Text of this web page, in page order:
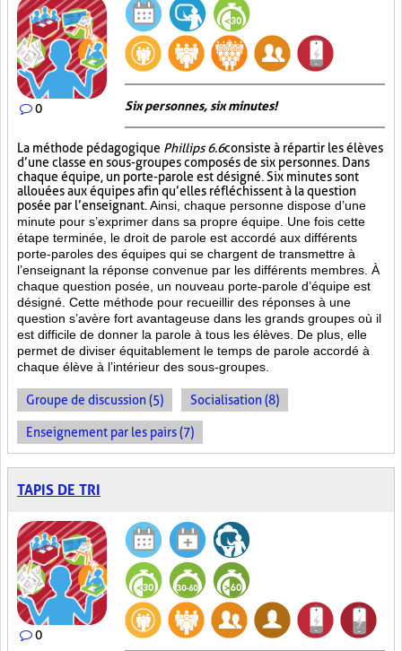
0 Six personnes, six minutes!
La méthode pédagogique Phillips 6.6consiste à répartir les élèves
d’une classe en sous-groupes composés de six personnes. Dans
chaque équipe, un porte-parole est désigné. Six minutes sont
allouées aux équipes afin qu’elles réfléchissent à la question
posée par l’enseignant. Ainsi, chaque personne dispose d’une
minute pour s’exprimer dans sa propre équipe. Une fois cette
étape terminée, le droit de parole est accordé aux différents
porte-paroles des équipes qui se chargent de transmettre à
l’enseignant la réponse convenue par les différents membres. À
chaque question posée, un nouveau porte-parole d’équipe est
désigné. Cette méthode pour recueillir des réponses à une
question s’avère fort avantageuse dans les grands groupes où il
est difficile de donner la parole à tous les élèves. De plus, elle
permet de diviser équitablement le temps de parole accordé à
chaque élève à l’intérieur des sous-groupes.
Groupe de discussion (5) Socialisation (8)
Enseignement par les pairs (7)
TAPIS DE TRI
0